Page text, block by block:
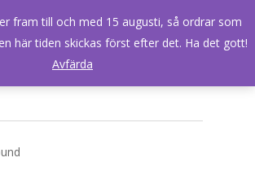
search
fram till och med 15 augusti, så ordrar som
här tiden skickas först efter det. Ha det gott!
Avfärda